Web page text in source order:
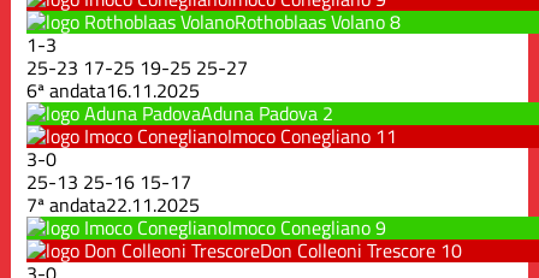
Rothoblaas Volano8
1-3
25-23 17-25 19-25 25-27
6ª andata16.11.2025
Aduna Padova 2
Imoco Conegliano 11
3-0
25-13 25-16 15-17
7ª andata22.11.2025
Imoco Conegliano9
Don Colleoni Trescore 10